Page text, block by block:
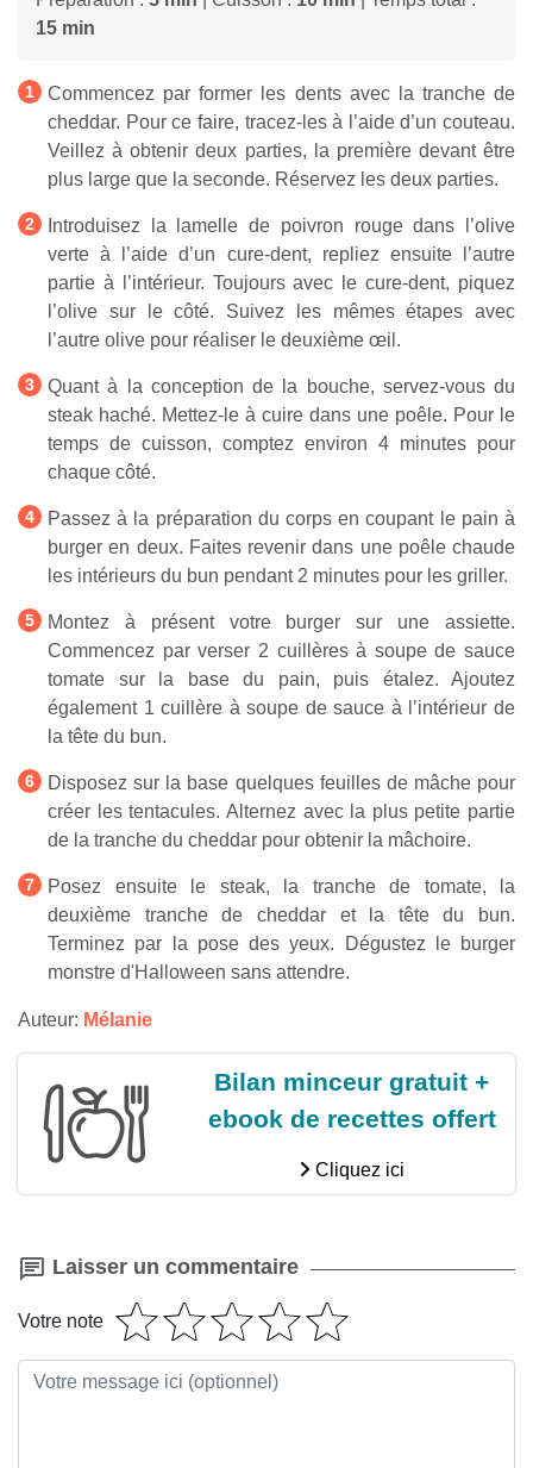
15 min
Commencez par former les dents avec la tranche de
cheddar. Pour ce faire, tracez-les à l’aide d’un couteau.
Veillez à obtenir deux parties, la première devant être
plus large que la seconde. Réservez les deux parties.
Introduisez la lamelle de poivron rouge dans l’olive
verte à l’aide d’un cure-dent, repliez ensuite l’autre
partie à l’intérieur. Toujours avec le cure-dent, piquez
l’olive sur le côté. Suivez les mêmes étapes avec
l’autre olive pour réaliser le deuxième œil.
Quant à la conception de la bouche, servez-vous du
steak haché. Mettez-le à cuire dans une poêle. Pour le
temps de cuisson, comptez environ 4 minutes pour
chaque côté.
Passez à la préparation du corps en coupant le pain à
burger en deux. Faites revenir dans une poêle chaude
les intérieurs du bun pendant 2 minutes pour les griller.
Montez à présent votre burger sur une assiette.
Commencez par verser 2 cuillères à soupe de sauce
tomate sur la base du pain, puis étalez. Ajoutez
également 1 cuillère à soupe de sauce à l’intérieur de
la tête du bun.
Disposez sur la base quelques feuilles de mâche pour
créer les tentacules. Alternez avec la plus petite partie
de la tranche du cheddar pour obtenir la mâchoire.
Posez ensuite le steak, la tranche de tomate, la
deuxième tranche de cheddar et la tête du bun.
Terminez par la pose des yeux. Dégustez le burger
monstre d'Halloween sans attendre.
Auteur: Mélanie
Bilan minceur gratuit +
ebook de recettes offert
Cliquez ici
Laisser un commentaire
Votre note